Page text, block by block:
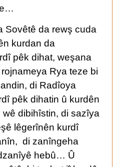
Sovêtê da rewş cuda
kurdan da
pêk dihat, weşana
Rya teze bi
di Radîoya
pêk dihatin û kurdên
dibihîstin, di sazîya
lêgerînên kurdî
di zanîngeha
hebû… Û